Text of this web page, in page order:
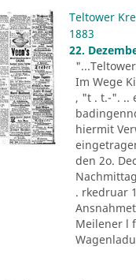
Teltower
1883
22.
Im Wege
, "t . t.-". ..
hiermit
den 2o.
. rkedruar
Meilener l